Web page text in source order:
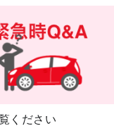
ください